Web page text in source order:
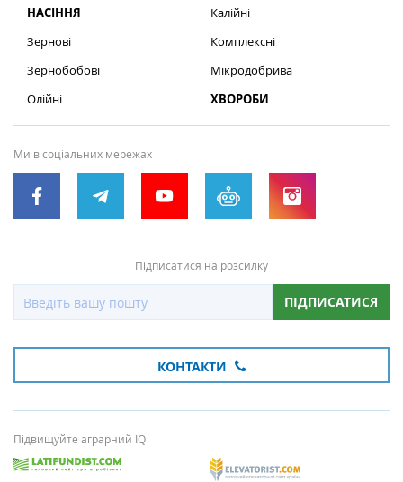
НАСІННЯ
Зернові
Зернобобові
Олійні
Калійні
Комплексні
Мікродобрива
ХВОРОБИ
Ми в соціальних мережах
Підписатися на розсилку
ПІДПИСАТИСЯ
КОНТАКТИ
Підвищуйте аграрний IQ